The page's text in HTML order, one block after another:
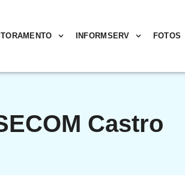
INFORMSERV FOTOS
Castro